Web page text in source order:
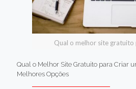
Qual o melhor site gratuito
Qual o Melhor Site Gratuito para Criar
Melhores Opções